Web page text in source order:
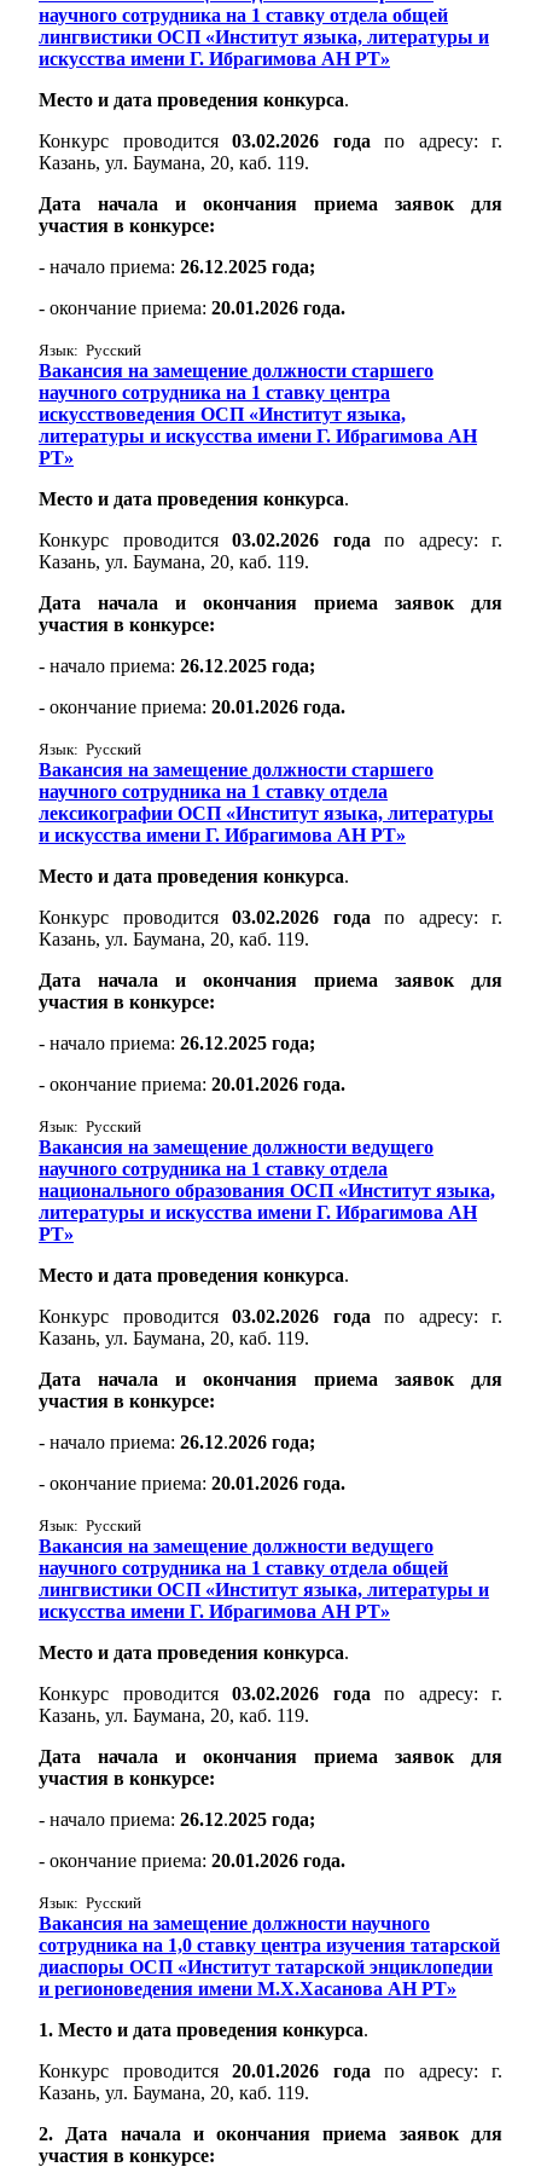
научного сотрудника на 1 ставку отдела общей
лингвистики ОСП «Институт языка, литературы и
искусства имени Г. Ибрагимова АН РТ»
Место и дата проведения конкурса.
Конкурс проводится 03.02.2026 года по адресу: г.
Казань, ул. Баумана, 20, каб. 119.
Дата начала и окончания приема заявок для
участия в конкурсе:
- начало приема: 26.12.2025 года;
- окончание приема: 20.01.2026 года.
Язык: Русский
Вакансия на замещение должности старшего
научного сотрудника на 1 ставку центра
искусствоведения ОСП «Институт языка,
литературы и искусства имени Г. Ибрагимова АН
РТ»
Место и дата проведения конкурса.
Конкурс проводится 03.02.2026 года по адресу: г.
Казань, ул. Баумана, 20, каб. 119.
Дата начала и окончания приема заявок для
участия в конкурсе:
- начало приема: 26.12.2025 года;
- окончание приема: 20.01.2026 года.
Язык: Русский
Вакансия на замещение должности старшего
научного сотрудника на 1 ставку отдела
лексикографии ОСП «Институт языка, литературы
и искусства имени Г. Ибрагимова АН РТ»
Место и дата проведения конкурса.
Конкурс проводится 03.02.2026 года по адресу: г.
Казань, ул. Баумана, 20, каб. 119.
Дата начала и окончания приема заявок для
участия в конкурсе:
- начало приема: 26.12.2025 года;
- окончание приема: 20.01.2026 года.
Язык: Русский
Вакансия на замещение должности ведущего
научного сотрудника на 1 ставку отдела
национального образования ОСП «Институт языка,
литературы и искусства имени Г. Ибрагимова АН
РТ»
Место и дата проведения конкурса.
Конкурс проводится 03.02.2026 года по адресу: г.
Казань, ул. Баумана, 20, каб. 119.
Дата начала и окончания приема заявок для
участия в конкурсе:
- начало приема: 26.12.2026 года;
- окончание приема: 20.01.2026 года.
Язык: Русский
Вакансия на замещение должности ведущего
научного сотрудника на 1 ставку отдела общей
лингвистики ОСП «Институт языка, литературы и
искусства имени Г. Ибрагимова АН РТ»
Место и дата проведения конкурса.
Конкурс проводится 03.02.2026 года по адресу: г.
Казань, ул. Баумана, 20, каб. 119.
Дата начала и окончания приема заявок для
участия в конкурсе:
- начало приема: 26.12.2025 года;
- окончание приема: 20.01.2026 года.
Язык: Русский
Вакансия на замещение должности научного
сотрудника на 1,0 ставку центра изучения татарской
диаспоры ОСП «Институт татарской энциклопедии
и регионоведения имени М.Х.Хасанова АН РТ»
1. Место и дата проведения конкурса.
Конкурс проводится 20.01.2026 года по адресу: г.
Казань, ул. Баумана, 20, каб. 119.
2. Дата начала и окончания приема заявок для
участия в конкурсе: